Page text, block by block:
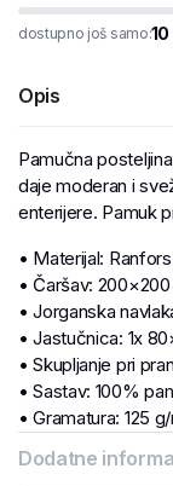
dostupno još samo:10
Opis
Pamučna
daje moderan i
enterijere. Pamuk
• Materijal: Ranfors
• Čaršav:
• Jorganska
• Jastučnica: 1x
• Skupljanje pri
• Sastav: 100%
• Gramatura: 125
Dodatne